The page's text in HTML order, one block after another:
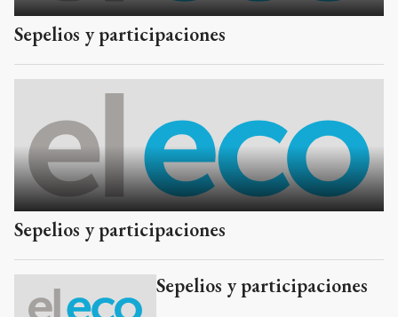
Sepelios y participaciones
Sepelios y participaciones
Sepelios y participaciones